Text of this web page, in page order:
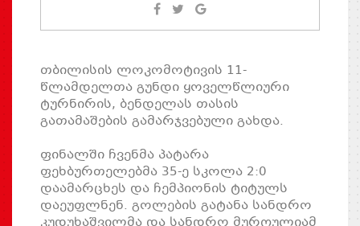
თბილისის ლოკომოტივის 11-
წლამდელთა გუნდი ყოველწლიური
ტურნირის, ბენდელას თასის
გათამაშების გამარჯვებული გახდა.
ფინალში ჩვენმა პატარა
ფეხბურთელებმა 35-ე სკოლა 2:0
დაამარცხეს და ჩემპიონის ტიტულს
დაეუფლნენ. გოლების გატანა სანდრო